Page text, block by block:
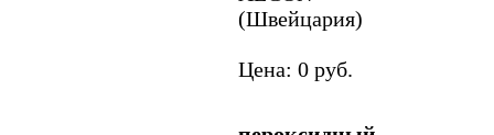
(Швейцария)
Цена: 0 руб.